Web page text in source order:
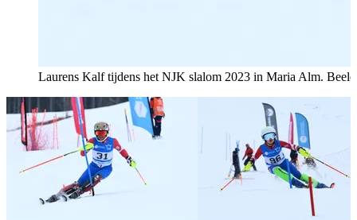
Laurens Kalf tijdens het NJK slalom 2023 in Maria Alm.